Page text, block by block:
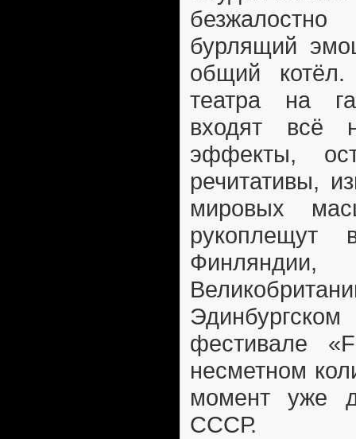
бурлящий
общий
театра на
входят всё
эффекты,
речитативы,
мировых
фестивале
несметном
момент уже
СССР.